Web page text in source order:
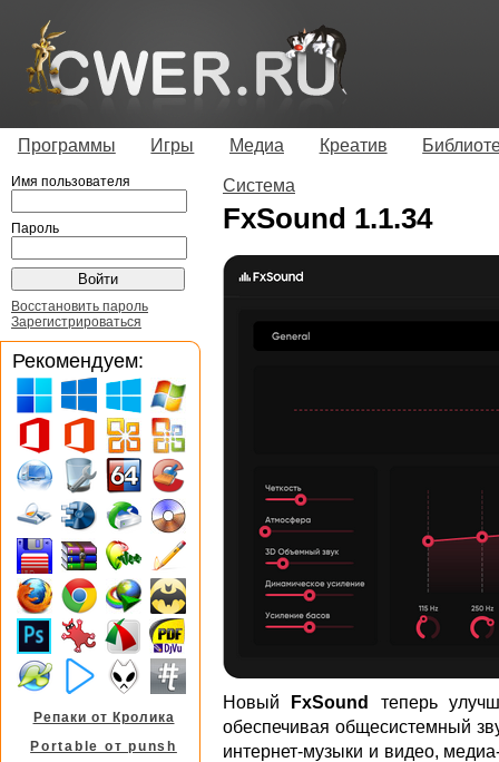
Программы Игры Медиа Креатив
Система
FxSound 1.1.34
Новый FxSound
теперь
обеспечивая общесистемный
интернет-музыки и видео,
Имя пользователя
Пароль
Восстановить пароль
Зарегистрироваться
Рекомендуем:
Репаки от Кролика
Portable от punsh